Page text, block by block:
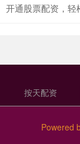
开通股票配资，轻
按天配资
Powered